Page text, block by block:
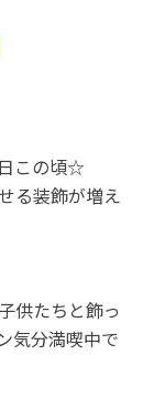
この頃☆
る装飾が増え
供たちと飾っ
気分満喫中で